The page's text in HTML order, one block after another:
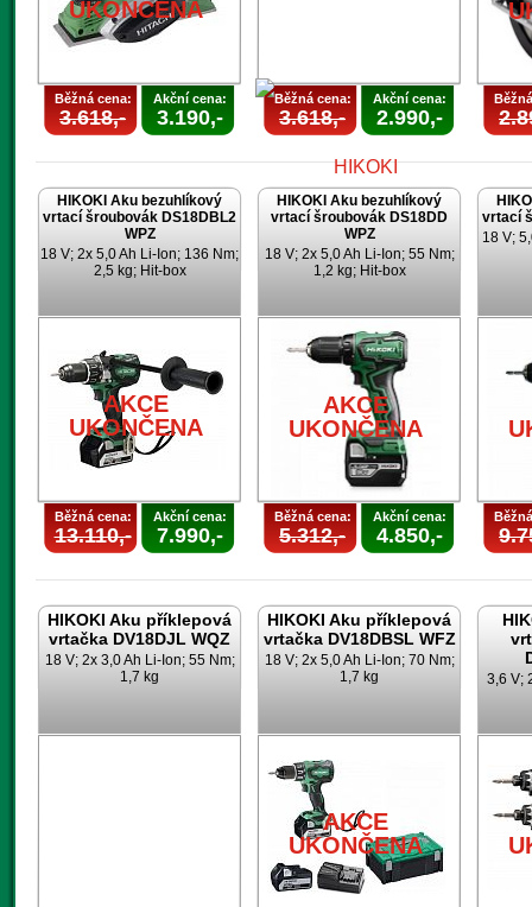
UKONČENA
Běžná cena:
3.618,-
Akční cena:
3.190,-
AKCE
UKONČENA
Běžná cena:
3.618,-
Akční cena:
2.990,-
HIKOKI Aku bezuhlíkový
vrtací šroubovák DS18DBL2
WPZ
18 V; 2x 5,0 Ah Li-Ion; 136 Nm;
2,5 kg; Hit-box
AKCE
UKONČENA
Běžná cena:
13.110,-
Akční cena:
7.990,-
HIKOKI Aku bezuhlíkový
vrtací šroubovák DS18DD
WPZ
18 V; 2x 5,0 Ah Li-Ion; 55 Nm;
1,2 kg; Hit-box
AKCE
UKONČENA
Běžná cena:
5.312,-
Akční cena:
4.850,-
vrtací
18 V;
HIKOKI Aku příklepová
vrtačka DV18DJL WQZ
18 V; 2x 3,0 Ah Li-Ion; 55 Nm;
1,7 kg
HIKOKI Aku příklepová
vrtačka DV18DBSL WFZ
18 V; 2x 5,0 Ah Li-Ion; 70 Nm;
1,7 kg
AKCE
UKONČENA
3,6 V;